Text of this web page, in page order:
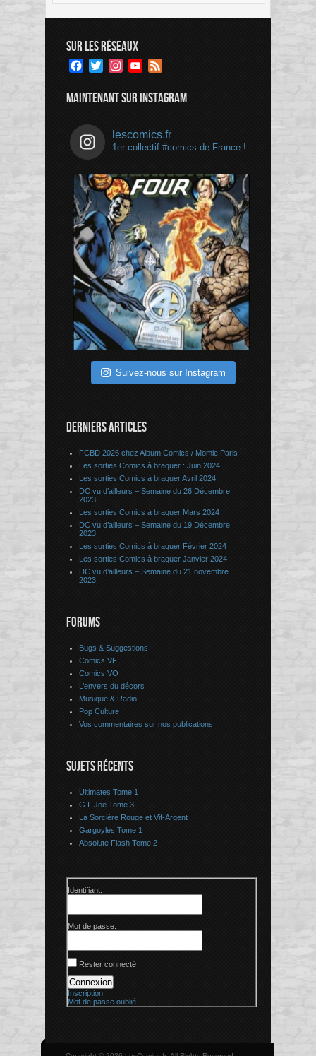
SUR LES RÉSEAUX
Facebook
TwitterInstagramYouTube
MAINTENANT SUR INSTAGRAM
lescomics.fr
1er collectif #comics de France !
Suivez-nous sur Instagram
DERNIERS ARTICLES
FCBD 2026 chez Album Comics / Momie Paris
Les sorties Comics à braquer : Juin 2024
Les sorties Comics à braquer Avril 2024
DC vu d’ailleurs – Semaine du 26 Décembre
2023
Les sorties Comics à braquer Mars 2024
DC vu d’ailleurs – Semaine du 19 Décembre
2023
Les sorties Comics à braquer Février 2024
Les sorties Comics à braquer Janvier 2024
DC vu d’ailleurs – Semaine du 21 novembre
2023
FORUMS
Bugs & Suggestions
Comics VF
Comics VO
L’envers du décors
Musique & Radio
Pop Culture
Vos commentaires sur nos publications
SUJETS RÉCENTS
Ultimates Tome 1
G.I. Joe Tome 3
La Sorcière Rouge et Vif-Argent
Gargoyles Tome 1
Absolute Flash Tome 2
Identifiant:
Mot de passe:
Rester connecté
Connexion
Inscription
Mot de passe oublié